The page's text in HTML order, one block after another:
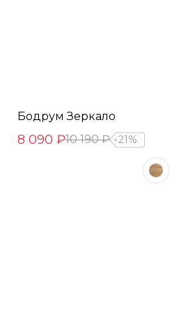
Бодрум Зеркало
8 090 ₽10 190 ₽ 21%